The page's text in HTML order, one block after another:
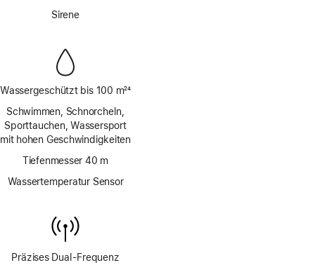
Sirene
Wassergeschützt bis 100 m24
Schwimmen, Schnorcheln,
Sporttauchen, Wassersport
mit hohen Geschwindigkeiten
Tiefenmesser 40 m
Wassertemperatur Sensor
Präzises Dual‑Frequenz